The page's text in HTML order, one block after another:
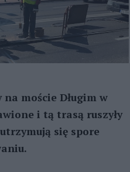
na moście Długim w
i tą trasą ruszyły
się spore